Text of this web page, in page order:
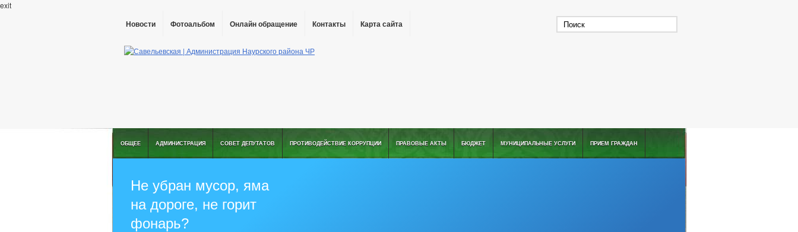
exit
Новости Фотоальбом Онлайн обращение Контакты Карта сайта
ОБЩЕЕ АДМИНИСТРАЦИЯ СОВЕТ ДЕПУТАТОВ ПРОТИВОДЕЙСТВИЕ КОРРУПЦИИ ПРАВОВЫЕ АКТЫ БЮДЖЕТ МУНИЦИПАЛЬНЫЕ УСЛУГИ ПРИЕМ ГРАЖДАН
Не убран мусор, яма
на дороге, не горит
фонарь?